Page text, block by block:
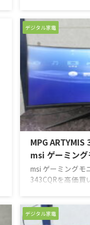
されたそうです。
スクで見れるネッ
ンプライムビデ
丁度よかったそ
わなくなってし
だけないかとご
にキズなどもな
したので今回は
せていただきまし
デジタル家電
MPG ARTYMIS
msi ゲーミング
msi ゲーミングモ
343CQRを高価買
少なく、キレイな
にも問題は無く、
デジタル家電